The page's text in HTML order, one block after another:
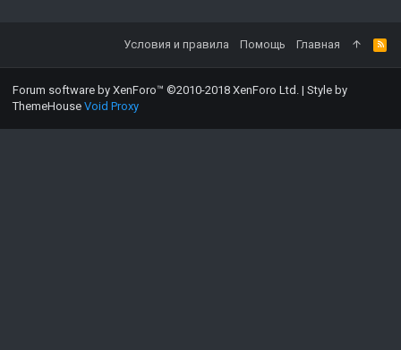
Условия и правила Помощь Главная
Forum software by XenForo™ ©2010-2018 XenForo Ltd. | Style by
ThemeHouse Void Proxy